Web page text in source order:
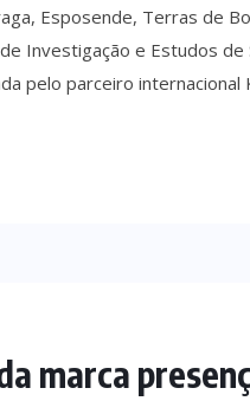
Esposende, Terras de
Investigação e Estudos
pelo parceiro
marca